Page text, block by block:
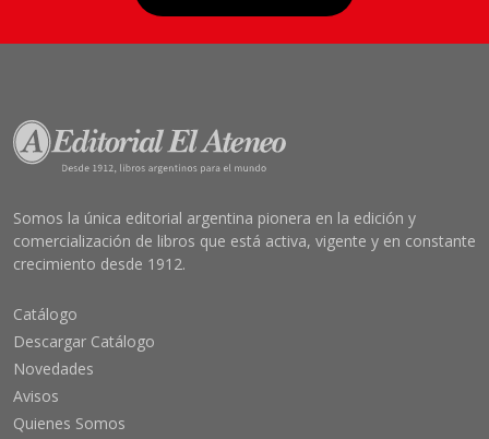
Somos la única editorial argentina pionera en la edición y
comercialización de libros que está activa, vigente y en constante
crecimiento desde 1912.
Catálogo
Descargar Catálogo
Novedades
Avisos
Quienes Somos